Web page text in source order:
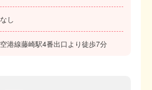
なし
空港線藤崎駅4番出口より徒歩7分